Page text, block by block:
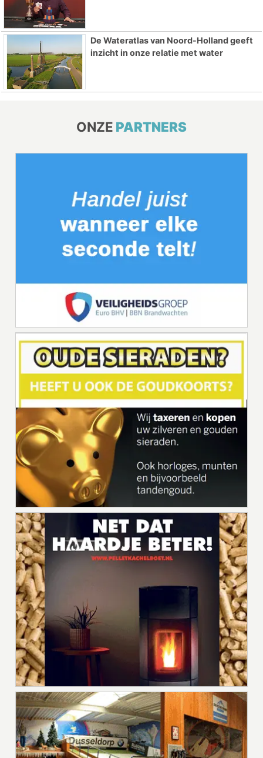
De Wateratlas van Noord-Holland geeft
inzicht in onze relatie met water
ONZE PARTNERS